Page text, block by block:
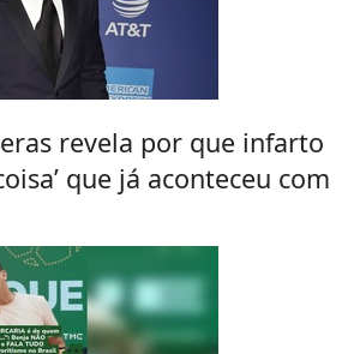
revela por que infarto
que já aconteceu com